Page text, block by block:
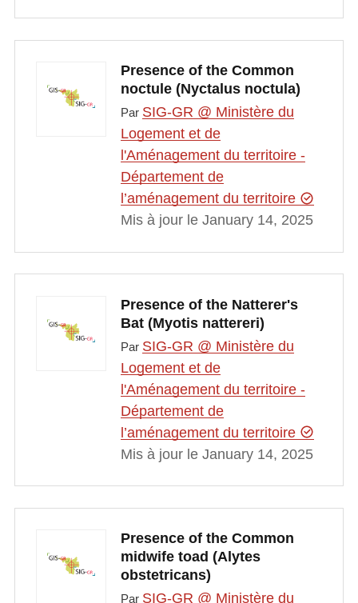
Presence of the Common
noctule (Nyctalus noctula)
Par SIG-GR @ Ministère du
Logement et de
l'Aménagement du territoire -
Département de
l’aménagement du territoire
Mis à jour le January 14, 2025
Presence of the Natterer's
Bat (Myotis nattereri)
Par SIG-GR @ Ministère du
Logement et de
l'Aménagement du territoire -
Département de
l’aménagement du territoire
Mis à jour le January 14, 2025
Presence of the Common
midwife toad (Alytes
obstetricans)
Par SIG-GR @ Ministère du